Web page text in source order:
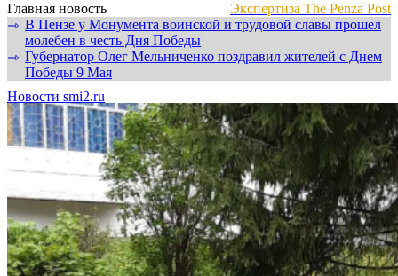
Главная новость
Экспертиза The Penza Post
⇾ В Пензе у Монумента воинской и трудовой славы прошел
молебен в честь Дня Победы
⇾ Губернатор Олег Мельниченко поздравил жителей с Днем
Победы 9 Мая
Новости smi2.ru